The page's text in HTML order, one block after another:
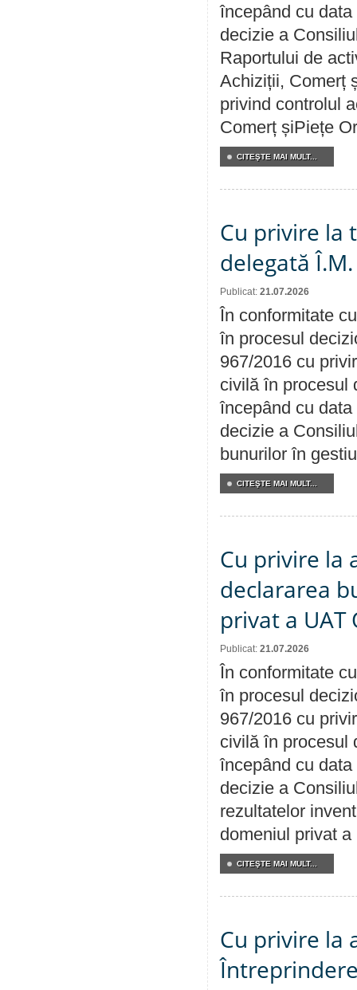
începând cu
decizie a
Raportului de
Achiziții, Comerț
privind controlul
Comerț șiPiețe
CITEŞTE MAI MULT...
Cu privire la
delegată
Publicat: 21.07.2026
În conformitate
în procesul
967/2016 cu
civilă în procesul
începând cu
decizie a
bunurilor în
CITEŞTE MAI MULT...
Cu privire la
declararea
privat a UAT
Publicat: 21.07.2026
În conformitate
în procesul
967/2016 cu
civilă în procesul
începând cu
decizie a
rezultatelor
domeniul privat a
CITEŞTE MAI MULT...
Cu privire la